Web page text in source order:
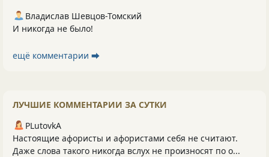
Владислав Шевцов-Томский
И никогда не было!
ещё комментарии ⮕
ЛУЧШИЕ КОММЕНТАРИИ ЗА СУТКИ
PLutоvkА
Настоящие афористы и афористами себя не считают.
Даже слова такого никогда вслух не произносят по о...